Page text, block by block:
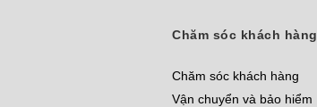
Chăm sóc khách hàng
Chăm sóc khách hàng
Vận chuyển và bảo hiểm